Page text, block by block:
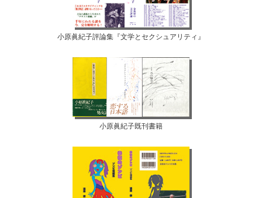
小原眞紀子評論集『文学とセクシュアリティ』
小原眞紀子既刊書籍